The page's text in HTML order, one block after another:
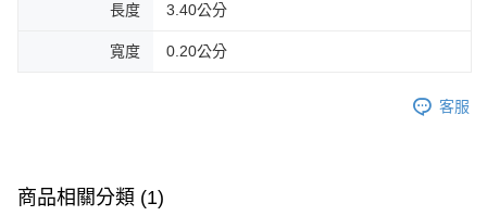
長度 3.40公分
寬度 0.20公分
客服
商品相關分類 (1)